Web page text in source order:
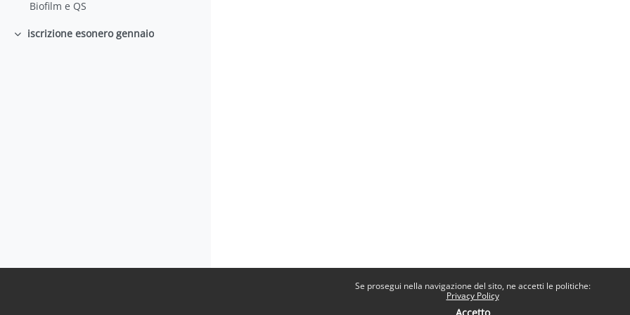
Se prosegui nella navigazione del sito, ne accetti le politiche:
Privacy Policy
Biofilm e QS
Minimizza
iscrizione esonero gennaio